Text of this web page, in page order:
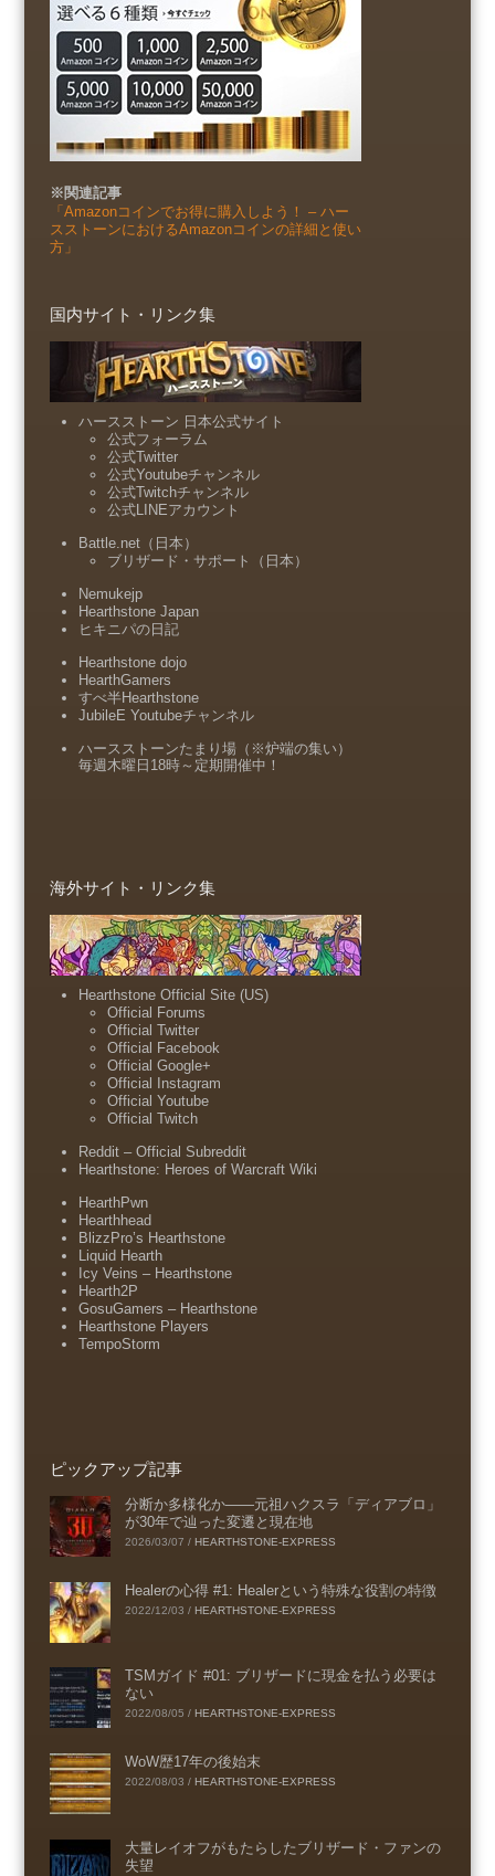
※関連記事
「Amazonコインでお得に購入しよう！ – ハー
スストーンにおけるAmazonコインの詳細と使い
方」
国内サイト・リンク集
ハースストーン 日本公式サイト
公式フォーラム
公式Twitter
公式Youtubeチャンネル
公式Twitchチャンネル
公式LINEアカウント
Battle.net（日本）
ブリザード・サポート（日本）
Nemukejp
Hearthstone Japan
ヒキニパの日記
Hearthstone dojo
HearthGamers
すべ半Hearthstone
JubileE Youtubeチャンネル
ハースストーンたまり場（※炉端の集い）
毎週木曜日18時～定期開催中！
海外サイト・リンク集
Hearthstone Official Site (US)
Official Forums
Official Twitter
Official Facebook
Official Google+
Official Instagram
Official Youtube
Official Twitch
Reddit – Official Subreddit
Hearthstone: Heroes of Warcraft Wiki
HearthPwn
Hearthhead
BlizzPro’s Hearthstone
Liquid Hearth
Icy Veins – Hearthstone
Hearth2P
GosuGamers – Hearthstone
Hearthstone Players
TempoStorm
ピックアップ記事
分断か多様化か――元祖ハクスラ「ディアブロ」
が30年で辿った変遷と現在地
2026/03/07 / HEARTHSTONE-EXPRESS
Healerの心得 #1: Healerという特殊な役割の特徴
2022/12/03 / HEARTHSTONE-EXPRESS
TSMガイド #01: ブリザードに現金を払う必要は
ない
2022/08/05 / HEARTHSTONE-EXPRESS
WoW歴17年の後始末
2022/08/03 / HEARTHSTONE-EXPRESS
大量レイオフがもたらしたブリザード・ファンの
失望